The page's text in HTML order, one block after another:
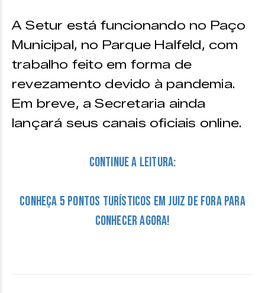
A Setur está funcionando no Paço
Municipal, no Parque Halfeld, com
trabalho feito em forma de
revezamento devido à pandemia.
Em breve, a Secretaria ainda
lançará seus canais oficiais online.
Continue a leitura:
Conheça 5 Pontos turísticos em Juiz de Fora para
conhecer agora!